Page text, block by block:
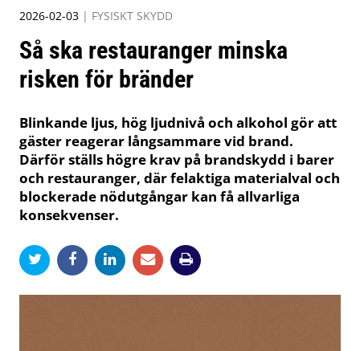
2026-02-03 | FYSISKT SKYDD
Så ska restauranger minska
risken för bränder
Blinkande ljus, hög ljudnivå och alkohol gör att
gäster reagerar långsammare vid brand.
Därför ställs högre krav på brandskydd i barer
och restauranger, där felaktiga materialval och
blockerade nödutgångar kan få allvarliga
konsekvenser.